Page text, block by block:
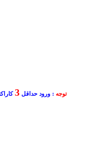
توجه : ورود حداقل3